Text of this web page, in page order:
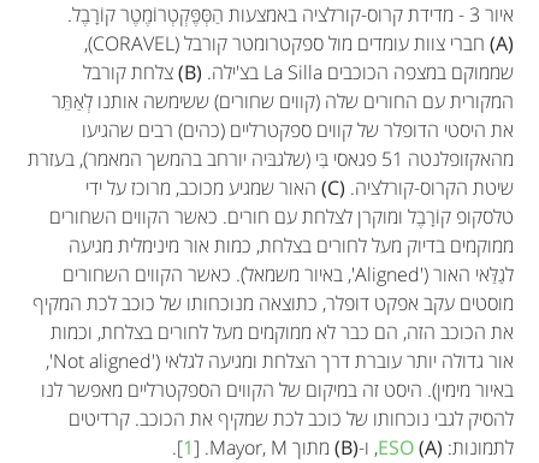
Michel Mayor
איור 3 - מדידת קרוס-קורלציה באמצעות הַסְּפֶּקְטְרוֹמֶטֶר קוֹרָבֶל.
(A)
חברי צוות עומדים מול ספקטרומטר קורבל (CORAVEL),
שממוקם במצפה הכוכבים La Silla בצ'ילה.
(B)
צלחת קורבל
המקורית עם החורים שלה (קווים שחורים) ששימשה אותנו לְאַתֵּר
את היסטי הדופלר של קווים ספקטרליים (כהים) רבים שהגיעו
מהאקזופלנטה 51 פגאסי בִּי (שלגבּיה יורחב בהמשך המאמר), בעזרת
שיטת הקרוס-קורלציה. (C)
האור שמגיע מכוכב, מרוכז על ידי
טלסקופ קוֹרָבֶל ומוקרן לצלחת עם חורים. כאשר הקווים השחורים
ממוקמים בדיוק מעל לחורים בצלחת, כמות אור מינימלית מגיעה
לגַלַּאי האור ('Aligned', באיור משמאל). כאשר הקווים השחורים
מוסטים עקב אפקט דופלר, כתוצאה מנוכחותו של כוכב לכת המקיף
את הכוכב הזה, הם כבר לא ממוקמים מעל לחורים בצלחת, וכמות
אור גדולה יותר עוברת דרך הצלחת ומגיעה לגלאי ('Not aligned',
באיור מימין). היסט זה במיקום של הקווים הספקטרליים מאפשר לנו
להסיק לגבי נוכחותו של כוכב לכת שמקיף את הכוכב. קרדיטים
לתמונות: (A)
ESO, ו-(B) מתוך Mayor, M
. [
1
].